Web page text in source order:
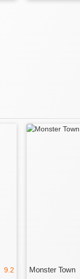
9.2 Monster Town